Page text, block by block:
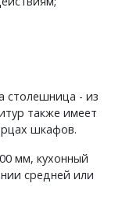
столешница - из
также имеет
шкафов.
мм, кухонный
средней или